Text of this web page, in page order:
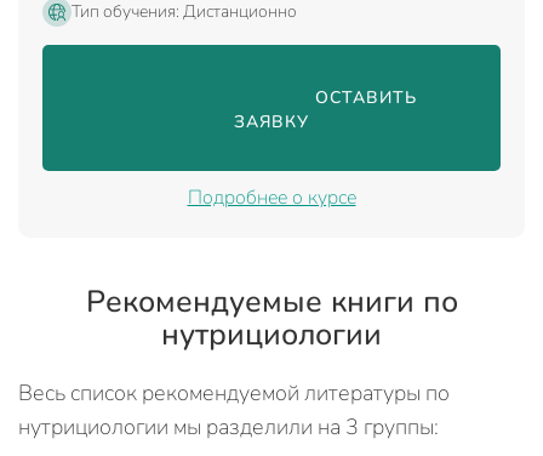
Тип обучения: Дистанционно
                                ОСТАВИТЬ
ЗАЯВКУ
Подробнее о курсе
Рекомендуемые книги по
нутрициологии
Весь список рекомендуемой литературы по
нутрициологии мы разделили на 3 группы: